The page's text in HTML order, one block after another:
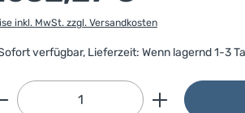
inkl. MwSt. zzgl. Versandkosten
verfügbar, Lieferzeit: Wenn lagernd 1-3
Anzahl: Gib den